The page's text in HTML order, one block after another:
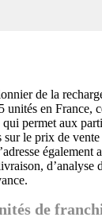
de la
unités en France,
permet aux
sur le prix de
également
d’analyse
de